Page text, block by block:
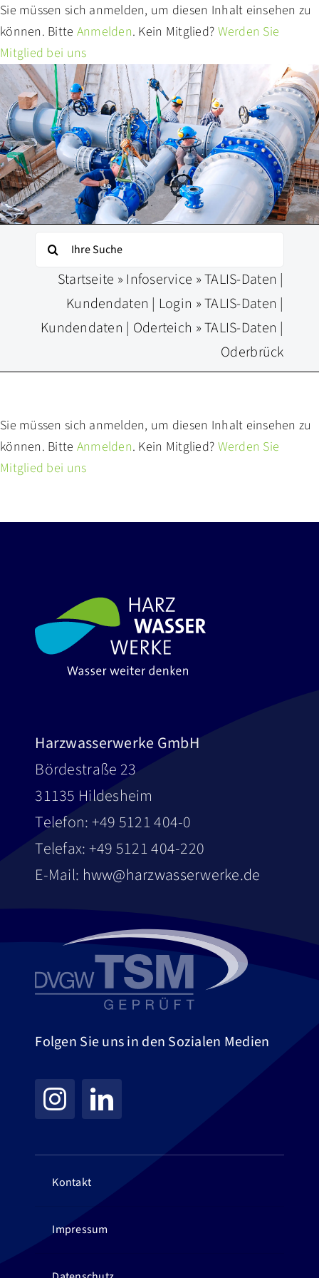
Zum
Inhalt
springen
Sie müssen sich anmelden, um diesen Inhalt einsehen zu
können. Bitte Anmelden. Kein Mitglied? Werden Sie
Mitglied bei uns
Suche
Startseite » Infoservice »TALIS-Daten |
Kundendaten | Login »TALIS-Daten |
Kundendaten | Oderteich »TALIS-Daten |
Oderbrück
Sie müssen sich anmelden, um diesen Inhalt einsehen zu
können. Bitte Anmelden. Kein Mitglied? Werden Sie
Mitglied bei uns
Harzwasserwerke GmbH
Bördestraße 23
31135 Hildesheim
Telefon: +49 5121 404-0
Telefax: +49 5121 404-220
E-Mail: hww@harzwasserwerke.de
Folgen Sie uns in den Sozialen Medien
Kontakt
Impressum